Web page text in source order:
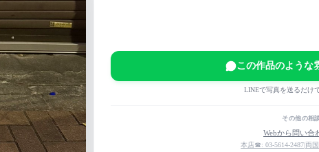
EVENT
ラブライブ！蓮ノ空女学院スクール
この作品のような
LINEで写真を送るだけ
その他の相
Webから問い合
本店☎: 03-5614-2487|両